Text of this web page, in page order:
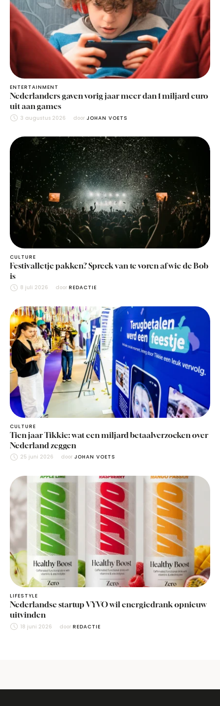
ENTERTAINMENT
Nederlanders gaven vorig jaar meer dan 1 miljard euro
uit aan games
3 augustus 2026 door JOHAN VOETS
CULTURE
Festivalletje pakken? Spreek van te voren af wie de Bob
is
8 juli 2026 door REDACTIE
CULTURE
Tien jaar Tikkie: wat een miljard betaalverzoeken over
Nederland zeggen
25 juni 2026 door JOHAN VOETS
LIFESTYLE
Nederlandse startup VYVO wil energiedrank opnieuw
uitvinden
18 juni 2026 door REDACTIE